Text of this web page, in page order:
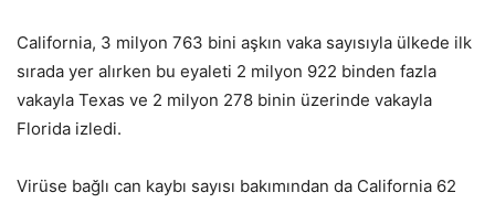
California, 3 milyon 763 bini aşkın vaka sayısıyla ülkede ilk
sırada yer alırken bu eyaleti 2 milyon 922 binden fazla
vakayla Texas ve 2 milyon 278 binin üzerinde vakayla
Florida izledi.
Virüse bağlı can kaybı sayısı bakımından da California 62